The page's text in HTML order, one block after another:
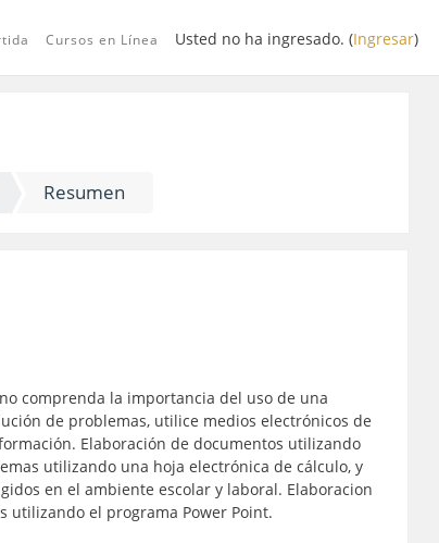
Cursos en Línea Usted no ha ingresado. (Ingresar)
Resumen
comprenda la importancia del uso de una
de problemas, utilice medios electrónicos de
Elaboración de documentos utilizando
utilizando una hoja electrónica de cálculo, y
en el ambiente escolar y laboral. Elaboracion
utilizando el programa Power Point.